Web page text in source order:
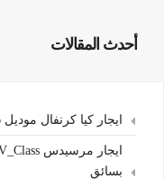
أحدث المقالات
ايجار كيا كرنفال موديل 2026
بسائق